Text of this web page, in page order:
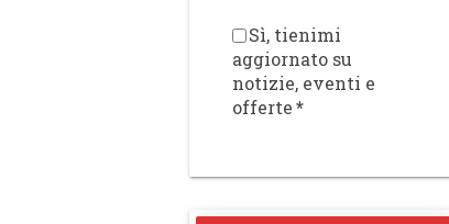
Sì, tienimi
aggiornato su
notizie, eventi e
offerte*